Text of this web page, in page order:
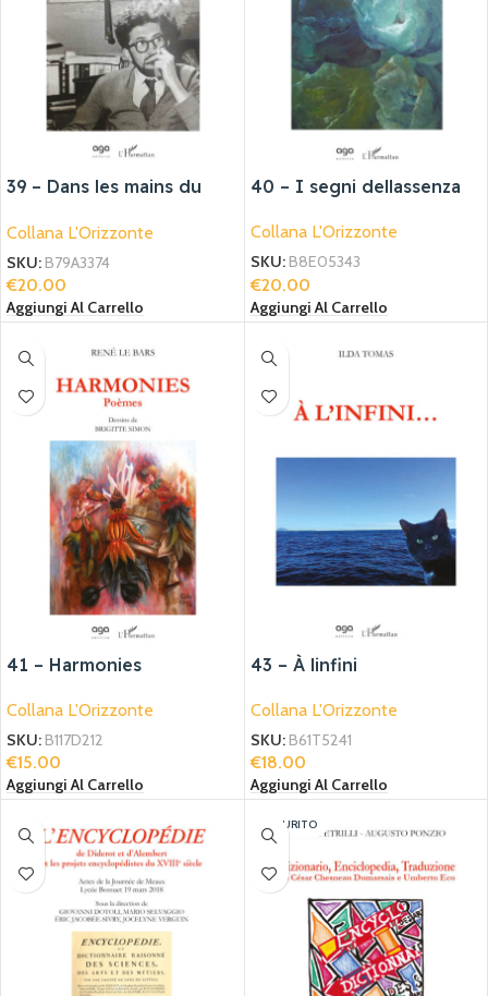
39 – Dans les mains du
Collana L'Orizzonte
SKU: B79A3374
€20.00
Aggiungi Al Carrello
40 – I segni dellassenza
Collana L'Orizzonte
SKU: B8E05343
€20.00
Aggiungi Al Carrello
41 – Harmonies
Collana L'Orizzonte
SKU: B117D212
€15.00
Aggiungi Al Carrello
43 – À linfini
Collana L'Orizzonte
SKU: B61T5241
€18.00
Aggiungi Al Carrello
ESAURITO